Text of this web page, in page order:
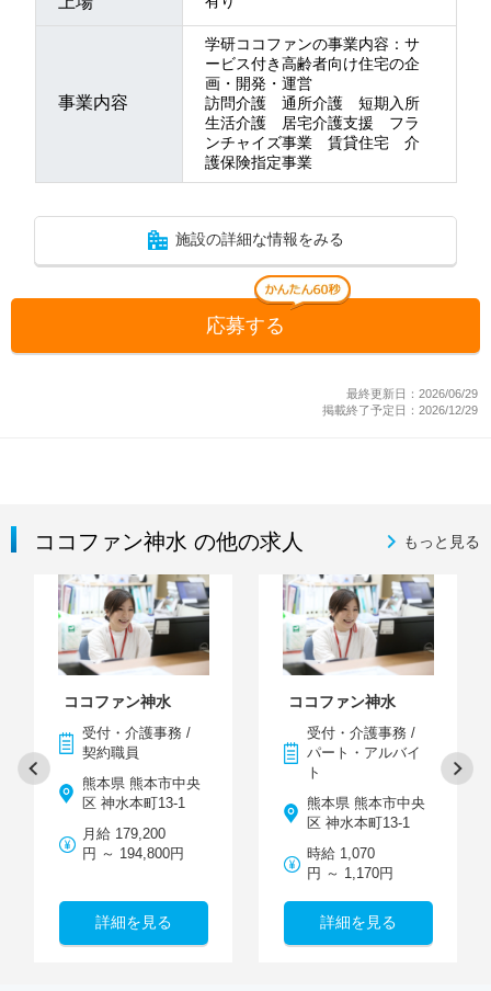
事業内容
学研ココファンの事業内容：サ
ービス付き高齢者向け住宅の企
画・開発・運営
訪問介護 通所介護 短期入所
生活介護 居宅介護支援 フラ
ンチャイズ事業 賃貸住宅 介
護保険指定事業
施設の詳細な情報をみる
応募する
最終更新日：2026/06/29
掲載終了予定日：2026/12/29
ココファン神水 の他の求人 もっと見る
ココファン神水
受付・介護事務 /
契約職員
熊本県 熊本市中央
区 神水本町13-1
月給 179,200
円 ～ 194,800円
詳細を見る
ココファン神水
受付・介護事務 /
パート・アルバイ
ト
熊本県 熊本市中央
区 神水本町13-1
時給 1,070
円 ～ 1,170円
詳細を見る